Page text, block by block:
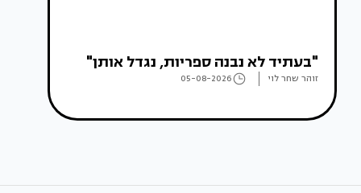
"בעתיד לא נבנה ספריות, נגדל אותן"
זוהר שחר לוי 05-08-2026